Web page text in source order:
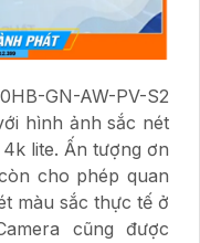
GN-AW-PV-S2
hình ảnh sắc nét
lite. Ấn tượng ơn
cho phép quan
màu sắc thực tế ở
cũng được